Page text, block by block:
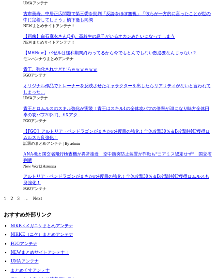
UMAアンテナ
古市憲寿、中居正広問題で第三委を批判「反論をほぼ無視」「彼らが一方的に言ったことが世の
中に定着してしまう」橋下徹も同調
NEWまとめサイトアンテナ！
【画像】白石麻衣さん(34)、高校生の息子がいるオカンみたいになってしまう
NEWまとめサイトアンテナ！
【MHNow】バゼルは緩和期間終わってるから今でもとんでもない数必要なんじゃない？
モンハンナウまとめアンテナ
青王、強化されすぎだろｗｗｗｗｗｗ
FGOアンテナ
オリジナル作品でトレーナーを反映させたキャラクターを出したらリアリティがないと言われて
しまった…
UMAアンテナ
青王とロムルスのスキル強化が実装！青王はスキル1の全体攻バフの倍率が30になり味方全体円
卓の攻バフ20(3T)、EXアタ...
FGOアンテナ
【FGO】アルトリア・ペンドラゴンがまさかの4度目の強化！全体攻撃30％＆B攻撃時NP獲得ロ
ムルスも良強化！
話題のまとめアンテナ By admin
ANA機と国交省飛行検査機が異常接近 空中衝突防止装置が作動も“ニアミス認定せず” 国交省
判断
New World Antenna
アルトリア・ペンドラゴンがまさかの4度目の強化！全体攻撃30％＆B攻撃時NP獲得ロムルスも
良強化！
FGOアンテナ
1 2 3 Next
おすすめ外部リンク
NIKKEメガニケまとめアンテナ
NIKKE（ニケ）まとめアンテナ
FGOアンテナ
NEWまとめサイトアンテナ！
UMAアンテナ
まとめくすアンテナ